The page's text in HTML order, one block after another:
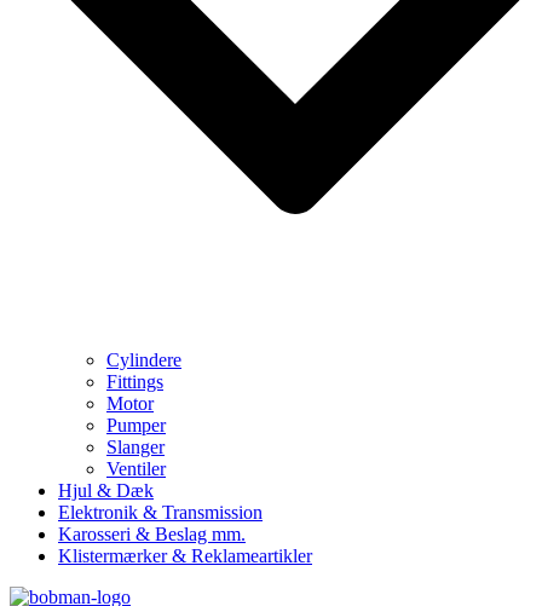
Cylindere
Fittings
Motor
Pumper
Slanger
Ventiler
Hjul & Dæk
Elektronik & Transmission
Karosseri & Beslag mm.
Klistermærker & Reklameartikler